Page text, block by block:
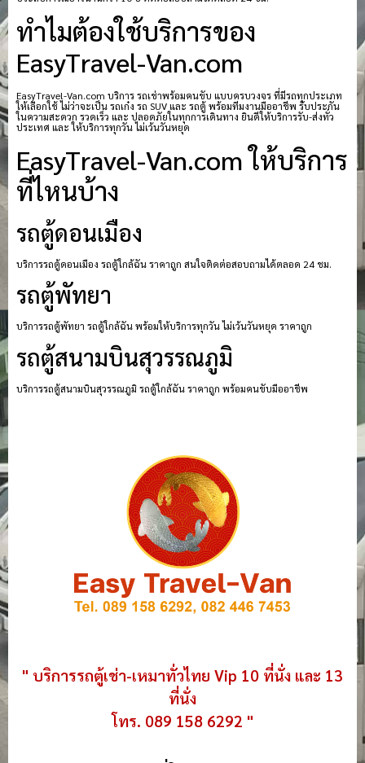
ทำไมต้องใช้บริการของ
EasyTravel-Van.com
EasyTravel-Van.com บริการ รถเช่าพร้อมคนขับ แบบครบวงจร ที่มีรถทุกประเภท
ให้เลือกใช้ ไม่ว่าจะเป็น รถเก๋ง รถ SUV และ รถตู้ พร้อมทีมงานมืออาชีพ รับประกัน
ในความสะดวก รวดเร็ว และ ปลอดภัยในทุกการเดินทาง ยินดีให้บริการรับ-ส่งทั่ว
ประเทศ และ ให้บริการทุกวัน ไม่เว้นวันหยุด
EasyTravel-Van.com ให้บริการ
ที่ไหนบ้าง
รถตู้ดอนเมือง
บริการรถตู้ดอนเมือง รถตู้ใกล้ฉัน ราคาถูก สนใจติดต่อสอบถามได้ตลอด 24 ชม.
รถตู้พัทยา
บริการรถตู้พัทยา รถตู้ใกล้ฉัน พร้อมให้บริการทุกวัน ไม่เว้นวันหยุด ราคาถูก
รถตู้สนามบินสุวรรณภูมิ
บริการรถตู้สนามบินสุวรรณภูมิ รถตู้ใกล้ฉัน ราคาถูก พร้อมคนขับมืออาชีพ
" บริการรถตู้เช่า-เหมาทั่วไทย Vip 10 ที่นั่ง และ 13
ที่นั่ง
โทร. 089 158 6292 "